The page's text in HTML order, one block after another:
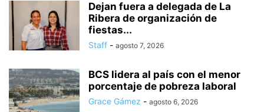
Dejan fuera a delegada de La
Ribera de organización de
fiestas...
Staff - agosto 7, 2026
BCS lidera al país con el menor
porcentaje de pobreza laboral
Grace Gámez - agosto 6, 2026